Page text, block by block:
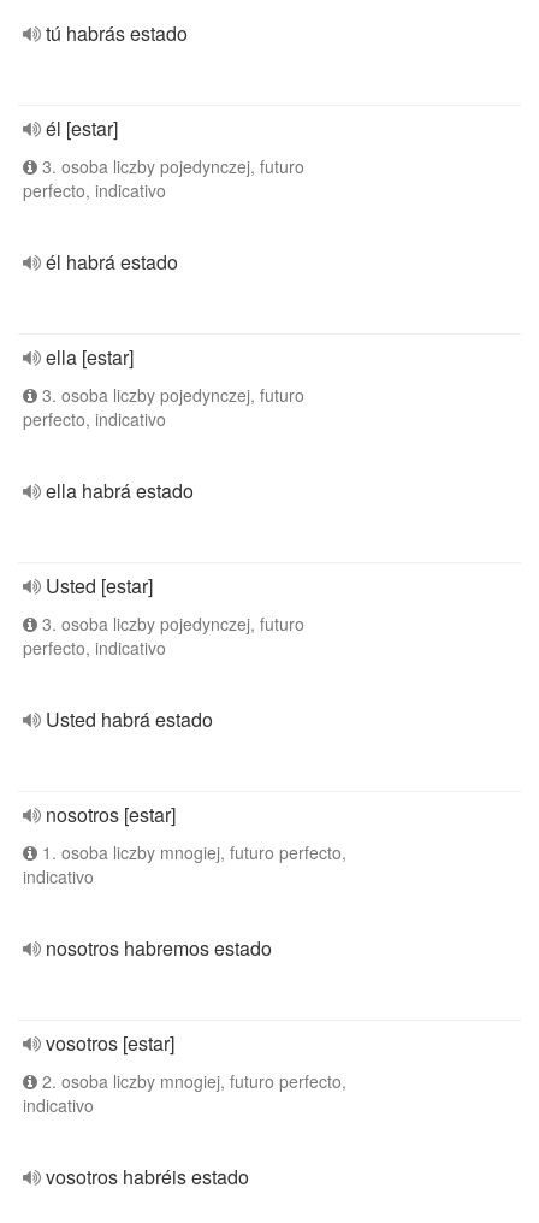
tú habrás estado
él [estar]
3. osoba liczby pojedynczej, futuro
perfecto, indicativo
él habrá estado
ella [estar]
3. osoba liczby pojedynczej, futuro
perfecto, indicativo
ella habrá estado
Usted [estar]
3. osoba liczby pojedynczej, futuro
perfecto, indicativo
Usted habrá estado
nosotros [estar]
1. osoba liczby mnogiej, futuro perfecto,
indicativo
nosotros habremos estado
vosotros [estar]
2. osoba liczby mnogiej, futuro perfecto,
indicativo
vosotros habréis estado